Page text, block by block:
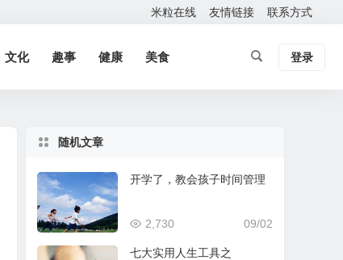
米粒在线 友情链接 联系方式
文化 趣事 健康 美食 登录
随机文章
开学了，教会孩子时间管理
09/02
2,730
七大实用人生工具之